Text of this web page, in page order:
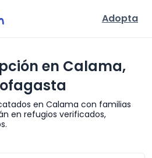
Adopta
en Calama,
en Calama con familias
en refugios verificados,